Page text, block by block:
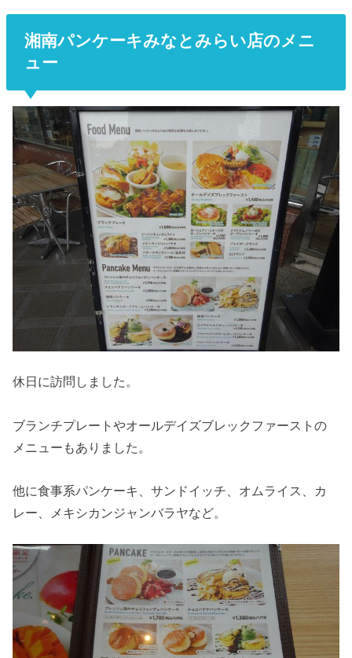
湘南パンケーキみなとみらい店のメニ
ュー
休日に訪問しました。
ブランチプレートやオールデイズブレックファーストの
メニューもありました。
他に食事系パンケーキ、サンドイッチ、オムライス、カ
レー、メキシカンジャンバラヤなど。